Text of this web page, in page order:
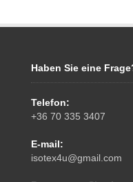
Haben Sie eine
Telefon:
+36 70 335 3407
E-mail:
isotex4u@gmail.com